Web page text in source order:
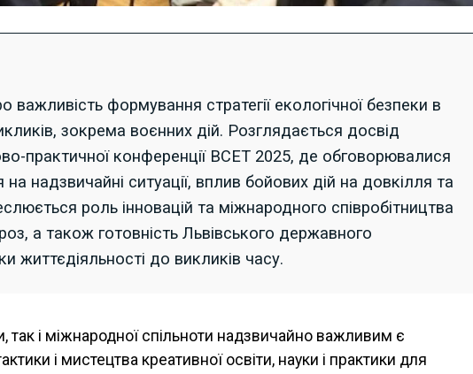
важливість формування стратегії екологічної безпеки в
зокрема воєнних дій. Розглядається досвід
практичної конференції BCET 2025, де обговорювалися
на надзвичайні ситуації, вплив бойових дій на довкілля та
роль інновацій та міжнародного співробітництва
а також готовність Львівського державного
життєдіяльності до викликів часу.
так і міжнародної спільноти надзвичайно важливим є
і мистецтва креативної освіти, науки і практики для